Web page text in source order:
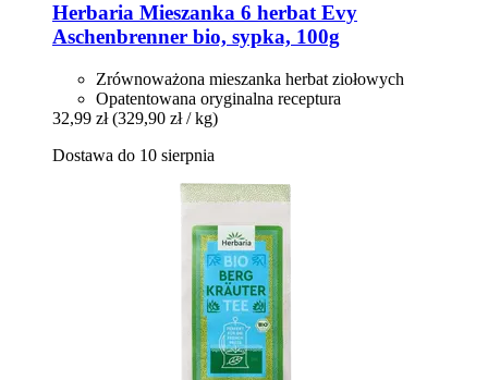
Herbaria Mieszanka 6 herbat Evy
Aschenbrenner bio, sypka, 100g
Zrównoważona mieszanka herbat ziołowych
Opatentowana oryginalna receptura
32,99 zł (329,90 zł / kg)
Dostawa do 10 sierpnia